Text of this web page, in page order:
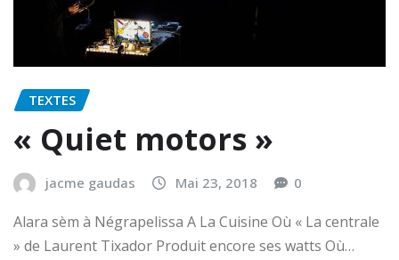
TEXTES
« Quiet motors »
jacme gaudas Mai 23, 2018 0
Alara sèm à Négrapelissa A La Cuisine Où « La centrale
» de Laurent Tixador Produit encore ses watts Où…